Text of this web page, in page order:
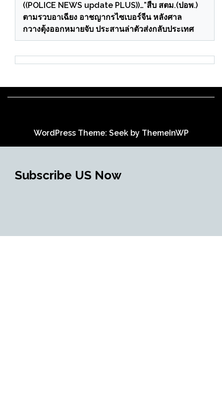
((POLICE NEWS update PLUS))…”สืบ สตม.(ปอพ.)
ตามรวบอาเฉียง อาชญากรไซเบอร์จีน หลังศาล
กวางตุ้งออกหมายจับ ประสานล่าตัวส่งกลับประเทศ
WordPress Theme: Seek by ThemeInWP
Subscribe US Now